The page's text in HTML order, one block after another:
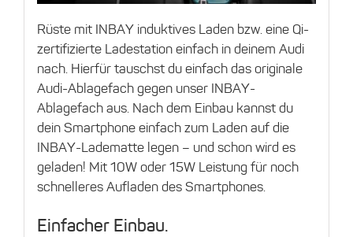
Rüste mit INBAY induktives Laden bzw. eine Qi-
zertifizierte Ladestation einfach in deinem Audi
nach. Hierfür tauschst du einfach das originale
Audi-Ablagefach gegen unser INBAY-
Ablagefach aus. Nach dem Einbau kannst du
dein Smartphone einfach zum Laden auf die
INBAY-Ladematte legen – und schon wird es
geladen! Mit 10W oder 15W Leistung für noch
schnelleres Aufladen des Smartphones.
Einfacher Einbau.